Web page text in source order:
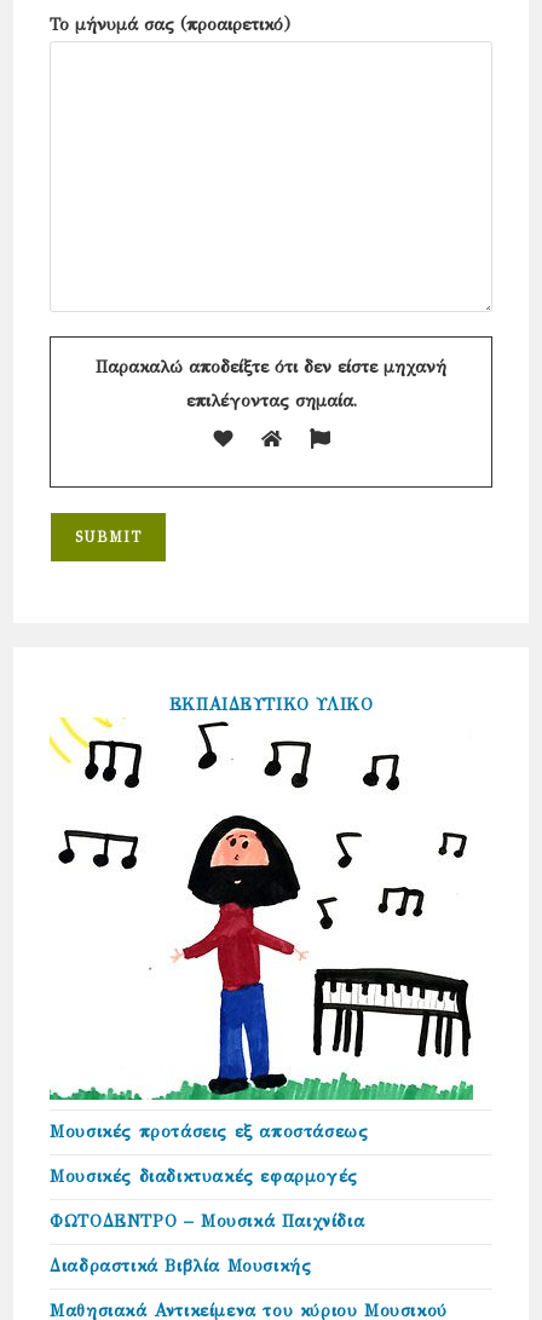
Το μήνυμά σας (προαιρετικό)
Παρακαλώ αποδείξτε ότι δεν είστε μηχανή
επιλέγονταςσημαία.
ΕΚΠΑΙΔΕΥΤΙΚΟ ΥΛΙΚΟ
Μουσικές προτάσεις εξ αποστάσεως
Μουσικές διαδικτυακές εφαρμογές
ΦΩΤΟΔΕΝΤΡΟ – Μουσικά Παιχνίδια
Διαδραστικά Βιβλία Μουσικής
Μαθησιακά Αντικείμενα του κύριου Μουσικού